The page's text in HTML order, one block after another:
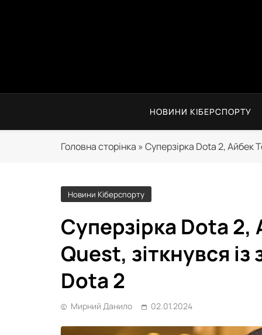
НОВИНИ КІБЕРСПОРТУ
Головна сторінка » Суперзірка Dota 2, Айбек
Новини Кіберспорту
Суперзірка Dota 2,
Quest, зіткнувся
Dota 2
Мирний Данило 02.01.2024